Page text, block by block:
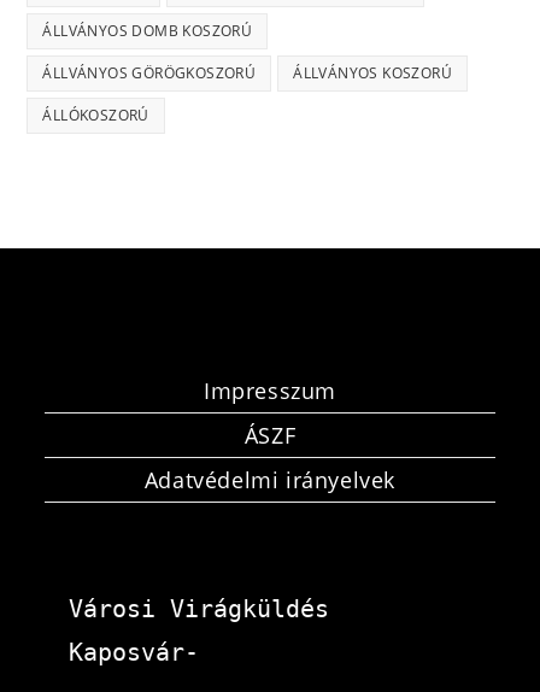
ÁLLVÁNYOS DOMB KOSZORÚ
ÁLLVÁNYOS GÖRÖGKOSZORÚ ÁLLVÁNYOS KOSZORÚ
ÁLLÓKOSZORÚ
Impresszum
ÁSZF
Adatvédelmi irányelvek
Városi Virágküldés
Kaposvár-